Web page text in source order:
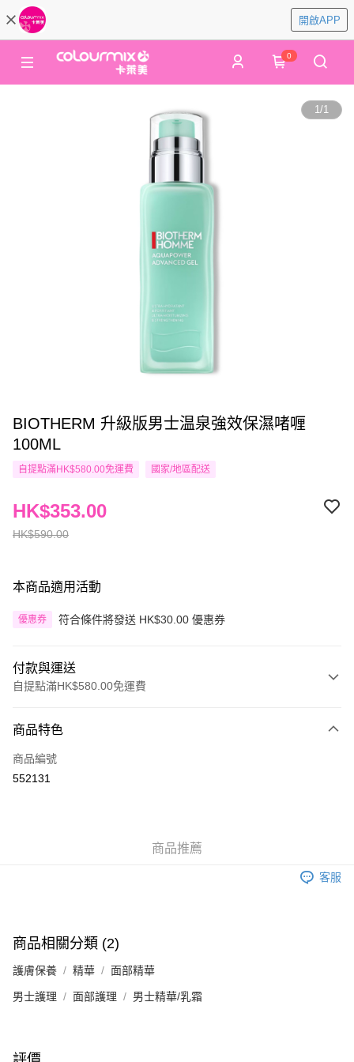
開啟APP
0
1/1
BIOTHERM 升級版男士温泉強效保濕啫喱
100ML
自提點滿HK$580.00免運費 國家/地區配送
HK$590.00
HK$353.00
本商品適用活動
優惠券 符合條件將發送 HK$30.00 優惠券
付款與運送
自提點滿HK$580.00免運費
信用卡
Apple Pay
相關說明
銀行匯款 請將存款存到以下銀行帳戶，並於存款單據寫上訂單編號後電郵至
eshop@colourmix-cosmetics.com** **我們不會處理沒有提供存款單據的訂
送貨方式
付款後順豐自助櫃取貨
付款後順豐站及營業點取貨
商品特色
商品編號
552131
商品推薦
客服
商品相關分類 (2)
護膚保養 精華 面部精華
男士護理 面部護理 男士精華/乳霜